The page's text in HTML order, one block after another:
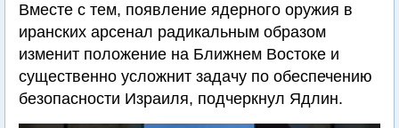
Вместе с тем, появление ядерного оружия в
иранских арсенал радикальным образом
изменит положение на Ближнем Востоке и
существенно усложнит задачу по обеспечению
безопасности Израиля, подчеркнул Ядлин.